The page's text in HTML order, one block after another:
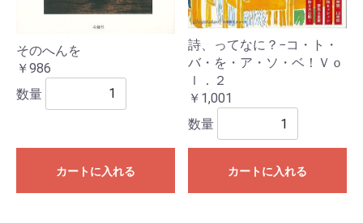
そのへんを
￥986
数量
カートに入れる
詩、ってなに？−コ・ト・
バ・を・ア・ソ・ベ！Ｖｏ
ｌ．２
￥1,001
数量
カートに入れる